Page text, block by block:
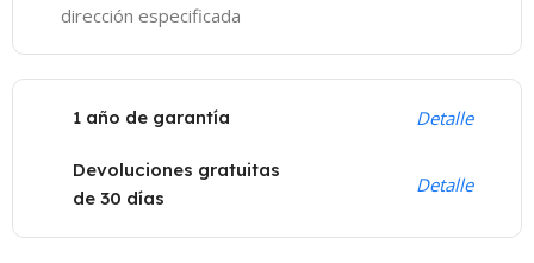
dirección especificada
1 año de garantía Detalle
Devoluciones gratuitas
de 30 días
Detalle